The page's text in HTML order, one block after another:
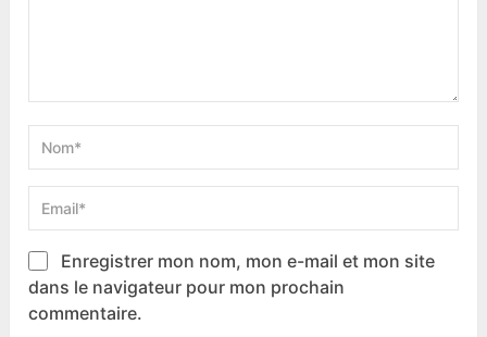
Enregistrer mon nom, mon e-mail et mon site
dans le navigateur pour mon prochain
commentaire.